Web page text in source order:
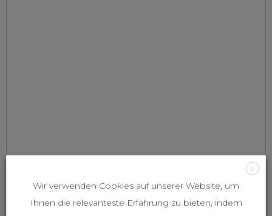
X
Wir verwenden Cookies auf unserer Website, um
Ihnen die relevanteste Erfahrung zu bieten, indem